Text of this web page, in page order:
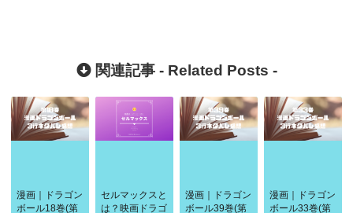
関連記事 - Related Posts -
漫画｜ドラゴン
ボール18巻(第
セルマックスと
は？映画ドラゴ
漫画｜ドラゴン
ボール39巻(第
漫画｜ドラゴン
ボール33巻(第